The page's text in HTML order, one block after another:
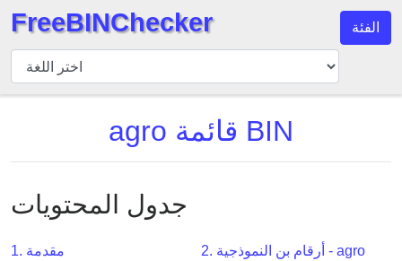
مدقق
BIN
عدد
BIN
FreeBINChecker الفئة
agro قائمة BIN
جدول المحتويات
1. مقدمة 2. أرقام بن النموذجية - agro